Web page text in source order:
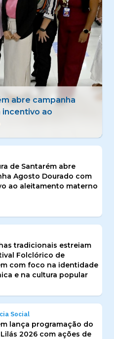
estreiam 50º Festival
com foco na
na cultura popular
de Santarém abre
Agosto Dourado com
ao aleitamento materno
tradicionais estreiam
Folclórico de
com foco na identidade
e na cultura popular
Social
lança programação do
2026 com ações de